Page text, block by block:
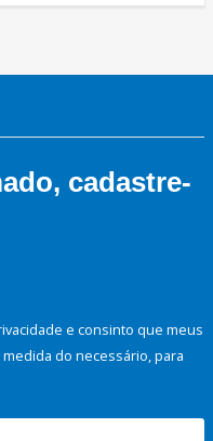
cadastre-
e consinto que meus
do necessário, para